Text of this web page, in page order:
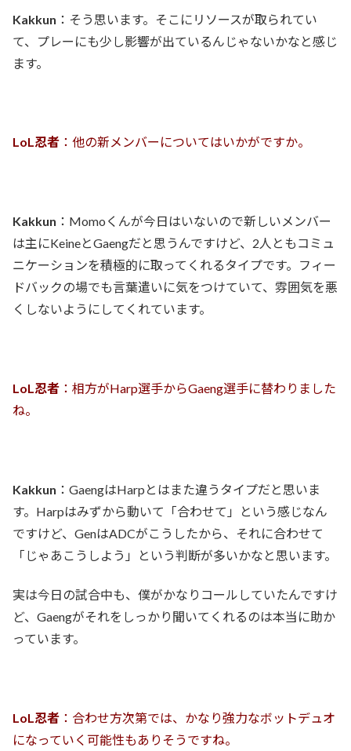
Kakkun ：そう思います。そこにリソースが取られてい
て、プレーにも少し影響が出ているんじゃないかなと感じ
ます。
LoL忍者 ：他の新メンバーについてはいかがですか。
Kakkun ：Momoくんが今日はいないので新しいメンバー
は主にKeineとGaengだと思うんですけど、2人ともコミュ
ニケーションを積極的に取ってくれるタイプです。フィー
ドバックの場でも言葉遣いに気をつけていて、雰囲気を悪
くしないようにしてくれています。
LoL忍者 ：相方がHarp選手からGaeng選手に替わりました
ね。
Kakkun ：GaengはHarpとはまた違うタイプだと思いま
す。Harpはみずから動いて「合わせて」という感じなん
ですけど、GenはADCがこうしたから、それに合わせて
「じゃあこうしよう」という判断が多いかなと思います。
実は今日の試合中も、僕がかなりコールしていたんですけ
ど、Gaengがそれをしっかり聞いてくれるのは本当に助か
っています。
LoL忍者 ：合わせ方次第では、かなり強力なボットデュオ
になっていく可能性もありそうですね。